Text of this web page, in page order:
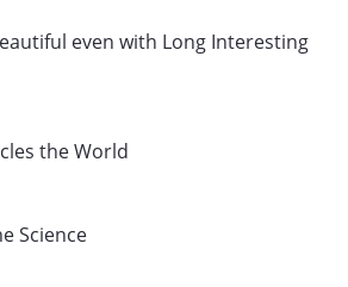
even with Long Interesting
the World
Science